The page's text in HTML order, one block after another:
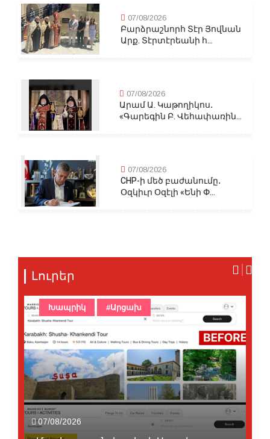
07/08/2026
Բարձրաշնորհ Տէր Յովնան
Արք. Տէրտէրեանի հ...
07/08/2026
Արամ Ա. Կաթողիկոս․
«Գարեգին Բ. Վեհափառին...
07/08/2026
CHP-ի մեծ բաժանումը․
Օզկիւր Օզէլի «Ենի Փ...
Լուրեր
07/08/2026
Խապրիկ #Արցախ